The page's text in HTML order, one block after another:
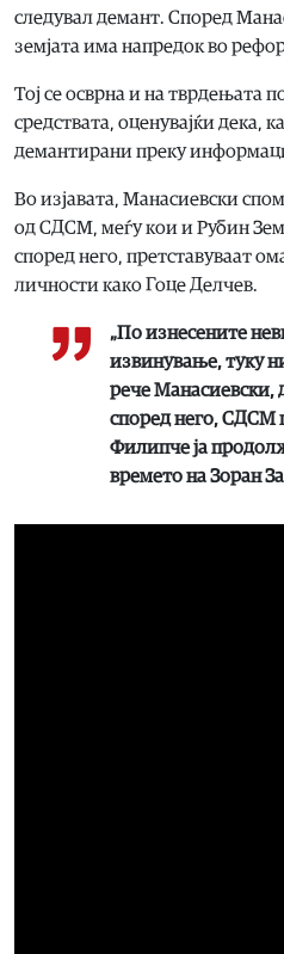
следувал демант. Според
земјата има напредок во
Тој се осврна и на тврдењата
средствата, оценувајќи дека,
демантирани преку
Во изјавата, Манасиевски
од СДСМ, меѓу кои и Рубин
според него, претставуваат
личности како Гоце Делчев.
„По изнесените
извинување, туку
рече Манасиевски,
според него, СДСМ
Филипче ја
времето на Зоран